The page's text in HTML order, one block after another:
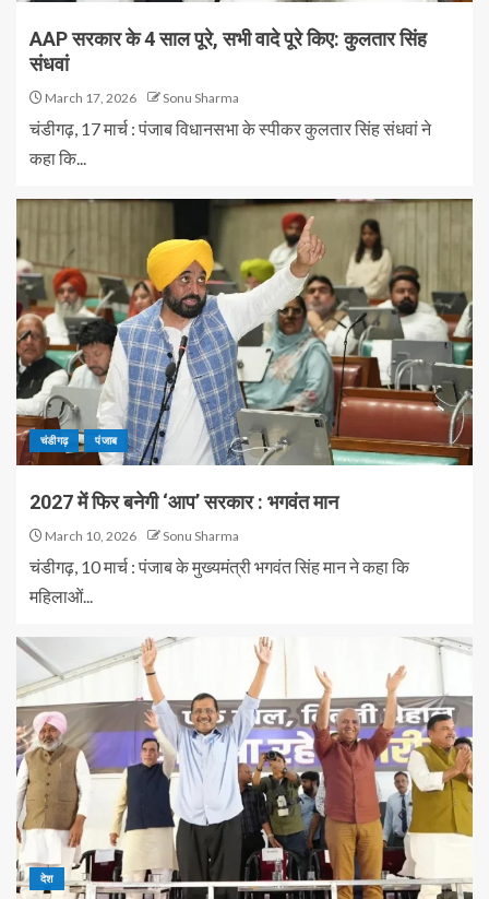
AAP सरकार के 4 साल पूरे, सभी वादे पूरे किए: कुलतार सिंह
संधवां
March 17, 2026 Sonu Sharma
चंडीगढ़, 17 मार्च : पंजाब विधानसभा के स्पीकर कुलतार सिंह संधवां ने
कहा कि...
चंडीगढ़ पंजाब
2027 में फिर बनेगी ‘आप’ सरकार : भगवंत मान
March 10, 2026 Sonu Sharma
चंडीगढ़, 10 मार्च : पंजाब के मुख्यमंत्री भगवंत सिंह मान ने कहा कि
महिलाओं...
देश